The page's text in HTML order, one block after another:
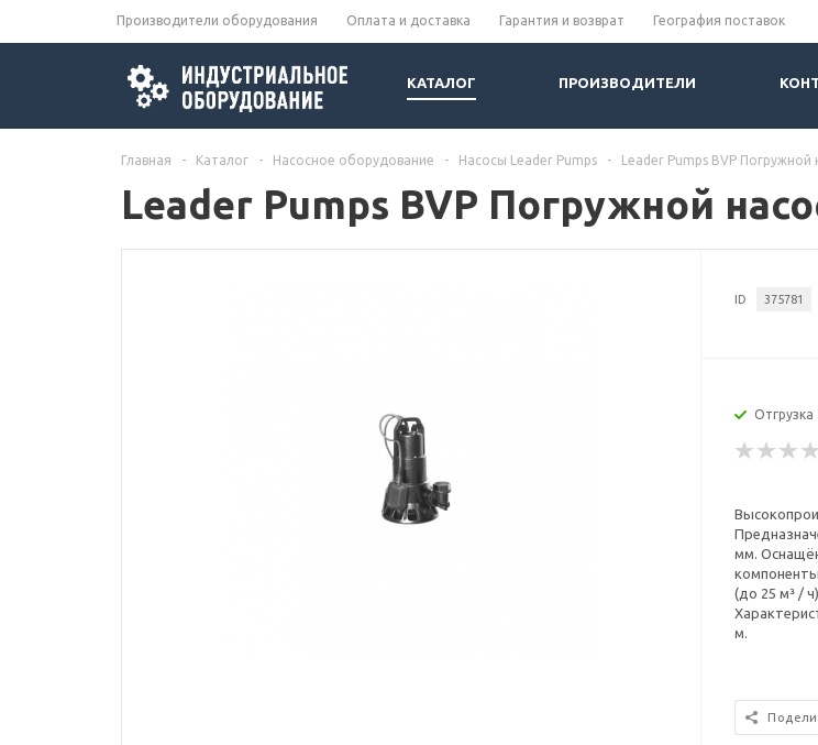
Производители оборудования Оплата и доставка Гарантия и возврат География поставок
КАТАЛОГ ПРОИЗВОДИТЕЛИ
Главная - Каталог - Насосное оборудование - Насосы Leader Pumps - Leader Pumps BVP
Leader Pumps BVP Погружной
ID 375781
мм.
(до 25 м³ /
м.